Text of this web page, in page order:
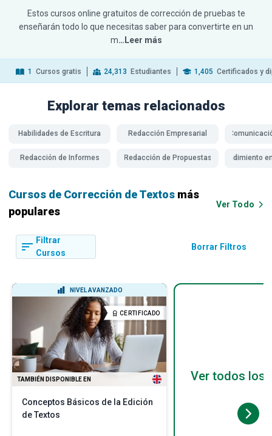
Estos cursos online gratuitos de corrección de pruebas te
enseñarán todo lo que necesitas saber para convertirte en un
m…Leer más
1 Cursos gratis 24,313 Estudiantes 1,405 Certificados y
Explorar temas relacionados
Habilidades de Escritura Redacción Empresarial
Redacción de Informes Redacción de PropuestasEmprendimiento
Cursos de Corrección de Textos más
populares
Ver Todo
Filtrar
Cursos
Borrar Filtros
NIVEL AVANZADO
CERTIFICADO
TAMBIÉN DISPONIBLE EN
Conceptos Básicos de la Edición
de Textos
Ver todos los